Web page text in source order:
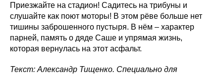
Приезжайте на стадион! Садитесь на трибуны и
слушайте как поют моторы! В этом рёве больше нет
тишины заброшенного пустыря. В нём – характер
парней, память о дяде Саше и упрямая жизнь,
которая вернулась на этот асфальт.
Текст: Александр Тищенко. Специально для